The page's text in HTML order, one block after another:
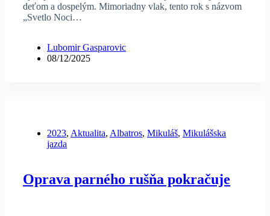
deťom a dospelým. Mimoriadny vlak, tento rok s názvom
„Svetlo Noci…
Lubomir Gasparovic
08/12/2025
2023, Aktualita, Albatros, Mikuláš, Mikulášska
jazda
Oprava parného rušňa pokračuje